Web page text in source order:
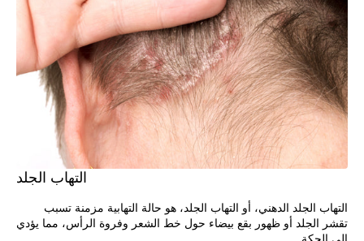
التهاب الجلد
التهاب الجلد الدهني، أو التهاب الجلد، هو حالة التهابية مزمنة تسبب
تقشر الجلد أو ظهور بقع بيضاء حول خط الشعر وفروة الرأس، مما يؤدي